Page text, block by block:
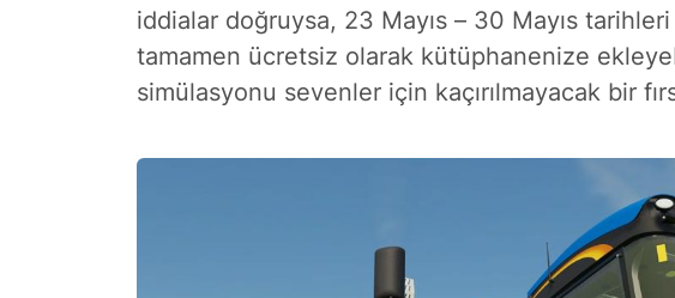
iddialar doğruysa, 23 Mayıs – 30 Mayıs
tamamen ücretsiz olarak kütüphanenize
simülasyonu sevenler için kaçırılmayacak bir